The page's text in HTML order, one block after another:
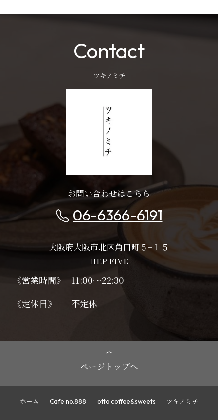
Contact
ツキノミチ
お問い合わせはこちら
06-6366-6191
大阪府大阪市北区角田町５−１５
HEP FIVE
《営業時間》
11:00～22:30
《定休日》
不定休
ページトップへ
ホーム Cafe no.888 otto coffee&sweets ツキノミチ